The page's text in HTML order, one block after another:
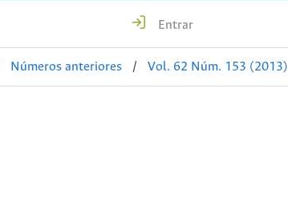
Entrar
Números anteriores / Vol. 62 Núm. 153 (2013)